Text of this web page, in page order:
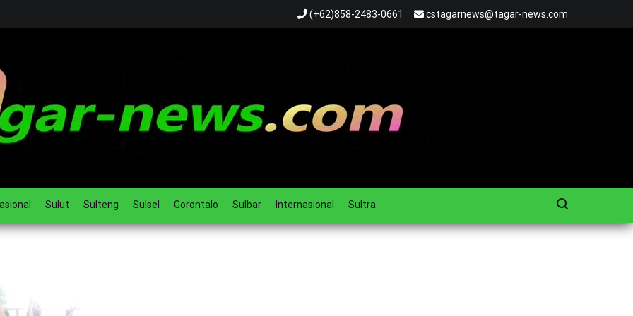
(+62)858-2483-0661 cstagarnews@tagar-news.com
Sulut Sulteng Sulsel Gorontalo Sulbar Internasional Sultra